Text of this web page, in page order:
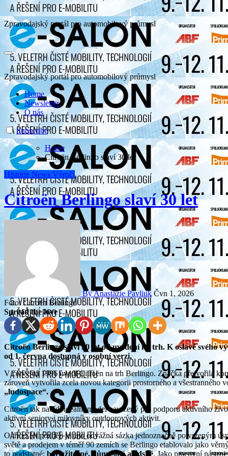
Zpravodajský portál pro automobilový průmysl
Zpravodajský portál pro automobilový průmysl
Home
Newsletter
O nás
Subscribe
Home
Citroën Berlingo slaví 30 let
Historie News Výročí
Citroën Berlingo slaví 30 let
By Anastázie Pavliuk Čvn 1, 2026
Foto: Citroën Berlingo
Spread the love
CitroënBerlingo slaví 30 letod uvedení na trh. K oslavě svého
od 1. června dostupná v osobní verzi.
V červenci 1996 uvedl Citroën na trh Berlingo. Značka přetvořila
zároveň vytvořila zcela novou kategorii prostorného a všestranného
„ludospace“.
Citroën tak nabídl ideální model navržený pro podporu aktivního
aktivní seniory i milovníky outdoorových aktivit.
O třicet let později je tato odvážná sázka jednoznačně potvrzeným
světě a prodejem v téměř 90 zemích se Berlingo etablovalo jako
to podstatné: být užitečné, důmyslné a lidské. Jako pracovní